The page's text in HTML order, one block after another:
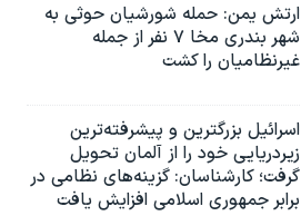
ارتش یمن: حمله شورشیان حوثی به
شهر بندری مخا ۷ نفر از جمله
غیرنظامیان را کشت
اسرائيل بزرگترین و پیشرفته‌ترین
زیردریایی خود را از آلمان تحویل
گرفت؛ کارشناسان: گزینه‌های نظامی در
برابر جمهوری اسلامی افزایش یافت